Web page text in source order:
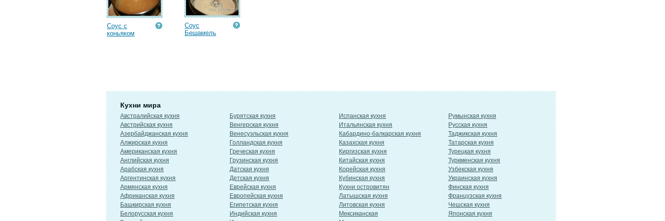
Соус с
коньяком
Соус
Бешамель
Кухни мира
Австралийская кухня
Австрийская кухня
Азербайджанская кухня
Алжирская кухня
Американская кухня
Английская кухня
Арабская кухня
Аргентинская кухня
Армянская кухня
Африканская кухня
Башкирская кухня
Белорусская кухня
Бурятская кухня
Венгерская кухня
Венесуэльская кухня
Голландская кухня
Греческая кухня
Грузинская кухня
Датская кухня
Детская кухня
Еврейская кухня
Европейская кухня
Египетская кухня
Индийская кухня
Испанская кухня
Итальянская кухня
Кабардино-балкарская кухня
Казахская кухня
Киргизская кухня
Китайская кухня
Корейская кухня
Кубинская кухня
Кухни островитян
Латышская кухня
Литовская кухня
Мексиканская
Румынская кухня
Русская кухня
Таджикская кухня
Татарская кухня
Турецкая кухня
Туркменская кухня
Узбекская кухня
Украинская кухня
Финская кухня
Французская кухня
Чешская кухня
Японская кухня